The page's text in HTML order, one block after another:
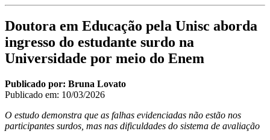
Doutora em Educação pela Unisc aborda
ingresso do estudante surdo na
Universidade por meio do Enem
Publicado por: Bruna Lovato
Publicado em: 10/03/2026
O estudo demonstra que as falhas evidenciadas não estão nos
participantes surdos, mas nas dificuldades do sistema de avaliação